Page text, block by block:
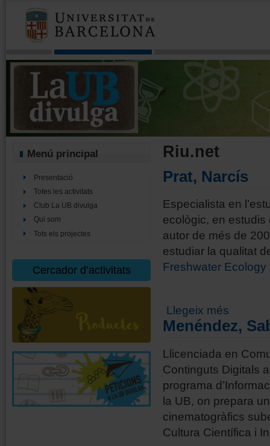
Menú principal
Presentació
Totes les activitats
Club La UB divulga
Qui som
Tots els projectes
Cercador d’activitats
Riu.net
Prat, Narcís
Especialista en
ecològic, en
autor de més de
estudiar la qualitat
Freshwater
Llegeix més
Menéndez,
Llicenciada en
Continguts Digitals
programa
la UB, on prepara
cinematogràfics
Cultura Científica i